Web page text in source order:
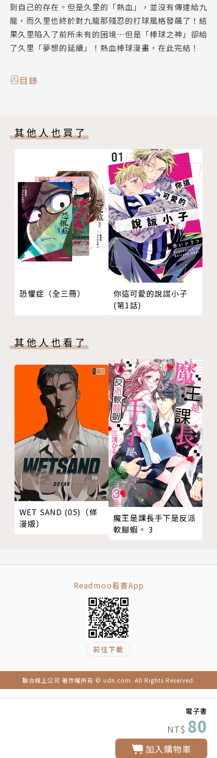
電子書
NT$ 80
加入購物車
到自己的存在。但是久里的「熱血」，並沒有傳達給九
龍，而久里也終於對九龍那殘忍的打球風格發飆了！結
果久里陷入了前所未有的困境…但是「棒球之神」卻給
了久里「夢想的延續」！熱血棒球漫畫，在此完結！
目錄
其他人也買了
恐懼症（全三冊）
你這可愛的說謊小子
(第1話)
其他人也看了
WET SAND (05)（條
漫版）
魔王是課長手下是反派
軟腳蝦。 3
Readmoo看書App
前往下載
聯合線上公司 著作權所有 © udn.com. All Rights Reserved.